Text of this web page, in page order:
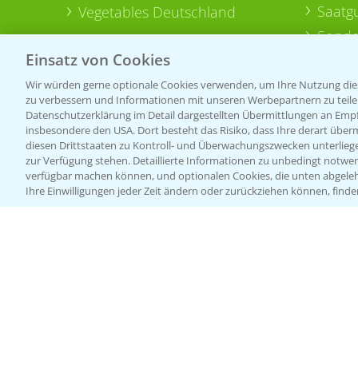
Vegetables Deutschland
Einsatz von Cookies
Wir würden gerne optionale Cookies verwenden, um Ihre Nutzung
zu verbessern und Informationen mit unseren Werbepartnern zu
Datenschutzerklärung im Detail dargestellten Übermittlungen an
insbesondere den USA. Dort besteht das Risiko, dass Ihre derart
diesen Drittstaaten zu Kontroll- und Überwachungszwecken
zur Verfügung stehen. Detaillierte Informationen zu unbedingt
verfügbar machen können, und optionalen Cookies, die unten
Ihre Einwilligungen jeder Zeit ändern oder zurückziehen können,